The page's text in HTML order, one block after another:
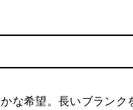
な希望。長いブランク